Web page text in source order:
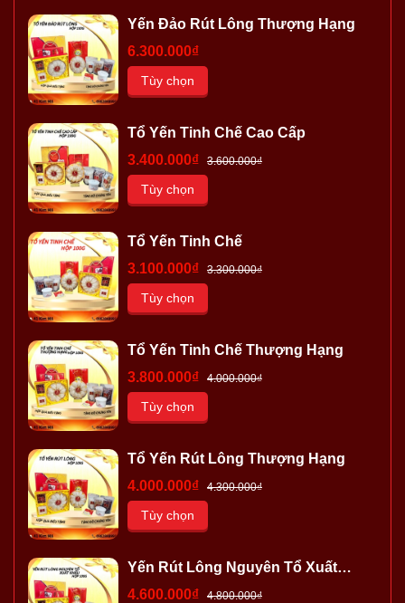
Yến Đảo Rút Lông Thượng Hạng
6.300.000₫
Tùy chọn
Tổ Yến Tinh Chế Cao Cấp
3.400.000₫
3.600.000₫
Tùy chọn
Tổ Yến Tinh Chế
3.100.000₫
3.300.000₫
Tùy chọn
Tổ Yến Tinh Chế Thượng Hạng
3.800.000₫
4.000.000₫
Tùy chọn
Tổ Yến Rút Lông Thượng Hạng
4.000.000₫
4.300.000₫
Tùy chọn
Yến Rút Lông Nguyên Tổ Xuất
Khẩu
4.600.000₫ 4.800.000₫